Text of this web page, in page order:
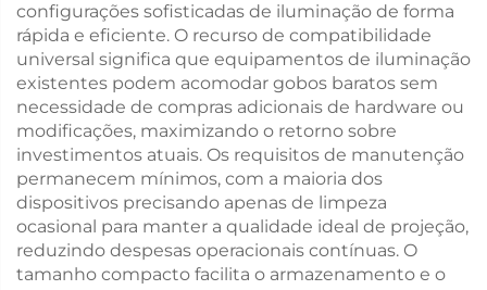
configurações sofisticadas de iluminação de forma
rápida e eficiente. O recurso de compatibilidade
universal significa que equipamentos de iluminação
existentes podem acomodar gobos baratos sem
necessidade de compras adicionais de hardware ou
modificações, maximizando o retorno sobre
investimentos atuais. Os requisitos de manutenção
permanecem mínimos, com a maioria dos
dispositivos precisando apenas de limpeza
ocasional para manter a qualidade ideal de projeção,
reduzindo despesas operacionais contínuas. O
tamanho compacto facilita o armazenamento e o